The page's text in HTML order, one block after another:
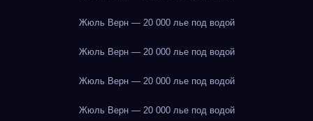
Жюль Верн — 20 000 лье под водой
Жюль Верн — 20 000 лье под водой
Жюль Верн — 20 000 лье под водой
Жюль Верн — 20 000 лье под водой